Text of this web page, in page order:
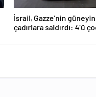
İsrail, Gazze’nin
çadırlara saldırdı: 4’ü